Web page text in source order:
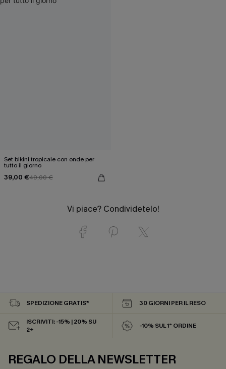
Set bikini tropicale con onde per
tutto il giorno
39,00 €49,00 €
Vi piace? Condividetelo!
SPEDIZIONE GRATIS* 30 GIORNI PER IL RESO
ISCRIVITI: -15% | 20% SU
2+
-10% SUL 1° ORDINE
REGALO DELLA NEWSLETTER